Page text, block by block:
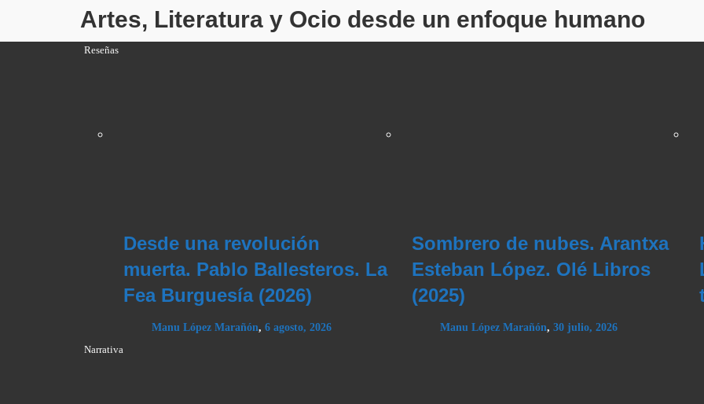
Artes, Literatura y Ocio desde un enfoque humano
Reseñas
Desde una revolución
muerta. Pablo Ballesteros. La
Fea Burguesía (2026)
Manu López Marañón, 6 agosto, 2026
Sombrero de nubes. Arantxa
Esteban López. Olé Libros
(2025)
Manu López Marañón, 30 julio, 2026
Narrativa